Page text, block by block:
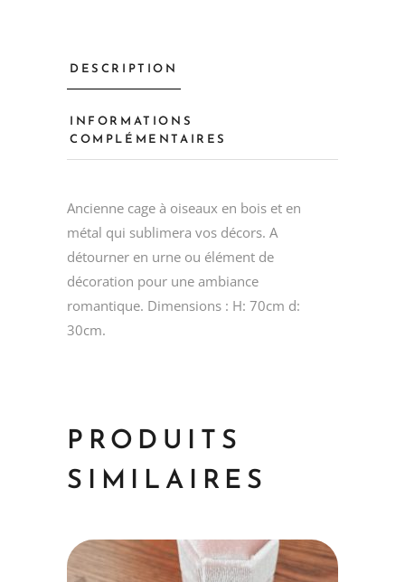
DESCRIPTION
INFORMATIONS
COMPLÉMENTAIRES
Ancienne cage à oiseaux en bois et en
métal qui sublimera vos décors. A
détourner en urne ou élément de
décoration pour une ambiance
romantique. Dimensions : H: 70cm d:
30cm.
PRODUITS
SIMILAIRES